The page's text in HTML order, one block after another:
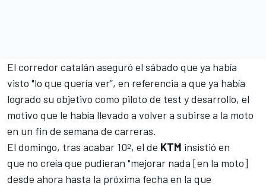
El corredor catalán aseguró el sábado que ya había
visto "lo que quería ver”, en referencia a que ya había
logrado su objetivo como piloto de test y desarrollo, el
motivo que le había llevado a volver a subirse a la moto
en un fin de semana de carreras.
El domingo, tras acabar 10º, el de KTM insistió en
que no creía que pudieran "mejorar nada [en la moto]
desde ahora hasta la próxima fecha en la que